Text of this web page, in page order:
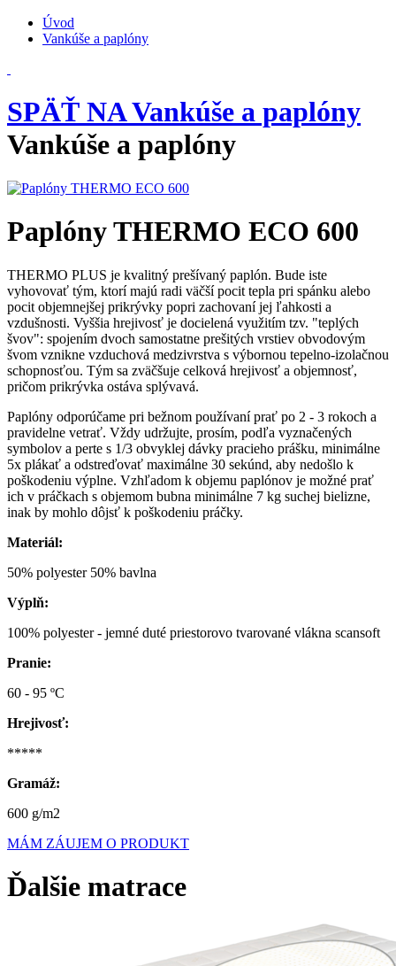
Úvod
Vankúše a paplóny
SPÄŤ NA Vankúše a paplóny
Vankúše a paplóny
Paplóny THERMO ECO 600
THERMO PLUS je kvalitný prešívaný paplón. Bude iste
vyhovovať tým, ktorí majú radi väčší pocit tepla pri spánku alebo
pocit objemnejšej prikrývky popri zachovaní jej ľahkosti a
vzdušnosti. Vyššia hrejivosť je docielená využitím tzv. "teplých
švov": spojením dvoch samostatne prešitých vrstiev obvodovým
švom vznikne vzduchová medzivrstva s výbornou tepelno-izolačnou
schopnosťou. Tým sa zväčšuje celková hrejivosť a objemnosť,
pričom prikrývka ostáva splývavá.
Paplóny odporúčame pri bežnom používaní prať po 2 - 3 rokoch a
pravidelne vetrať. Vždy udržujte, prosím, podľa vyznačených
symbolov a perte s 1/3 obvyklej dávky pracieho prášku, minimálne
5x plákať a odstreďovať maximálne 30 sekúnd, aby nedošlo k
poškodeniu výplne. Vzhľadom k objemu paplónov je možné prať
ich v práčkach s objemom bubna minimálne 7 kg suchej bielizne,
inak by mohlo dôjsť k poškodeniu práčky.
Materiál:
50% polyester 50% bavlna
Výplň:
100% polyester - jemné duté priestorovo tvarované vlákna scansoft
60 - 95 ºC
Hrejivosť:
*****
Gramáž:
600 g/m2
MÁM ZÁUJEM O PRODUKT
Ďalšie matrace